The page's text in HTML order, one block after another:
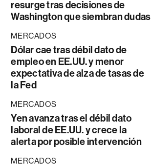
resurge tras decisiones de
Washington que siembran dudas
MERCADOS
Dólar cae tras débil dato de
empleo en EE.UU. y menor
expectativa de alza de tasas de
la Fed
MERCADOS
Yen avanza tras el débil dato
laboral de EE.UU. y crece la
alerta por posible intervención
MERCADOS